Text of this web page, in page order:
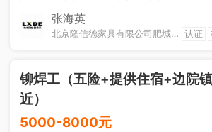
节日福利
工作餐
张海英
北京隆信德家具有限公司肥城分公司 认证
铆焊工（五险+提供住宿+边院
近）
5000-8000元